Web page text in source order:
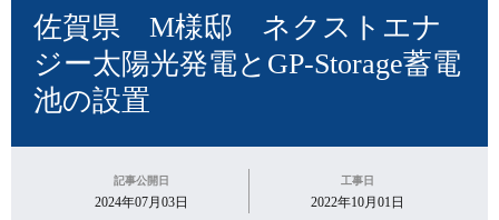
佐賀県 M様邸 ネクストエナ
ジー太陽光発電とGP-Storage蓄電
池の設置
記事公開日
2024年07月03日
工事日
2022年10月01日